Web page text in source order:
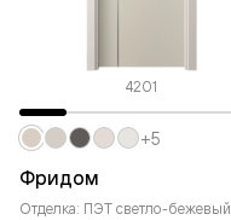
4201
Фридом
Отделка: ПЭТ светло-бежевый
+5